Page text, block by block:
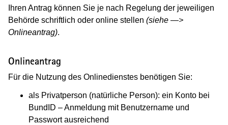
Ihren Antrag können Sie je nach Regelung der jeweiligen
Behörde schriftlich oder online stellen (siehe —>
Onlineantrag).
Onlineantrag
Für die Nutzung des Onlinedienstes benötigen Sie:
als Privatperson (natürliche Person): ein Konto bei
BundID – Anmeldung mit Benutzername und
Passwort ausreichend